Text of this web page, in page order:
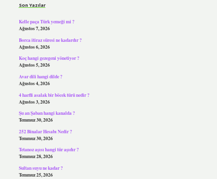
Son Yazılar
Kelle paça Türk yemeği mi ?
Ağustos 7, 2026
Borca itiraz süresi ne kadardır ?
Ağustos 6, 2026
Koç hangi gezegeni yönetiyor ?
Ağustos 5, 2026
Avar dili hangi dilde ?
Ağustos 4, 2026
4 harfli asalak bir böcek türü nedir ?
Ağustos 3, 2026
Şu an Şaban hangi kanalda ?
Temmuz 30, 2026
252 Binalar Hesabı Nedir ?
Temmuz 30, 2026
Tetanoz aşısı hangi tür aşıdır ?
Temmuz 28, 2026
Sultan suyu ne kadar ?
Temmuz 25, 2026